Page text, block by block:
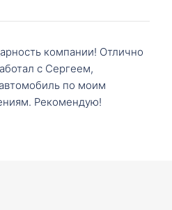
компании! Отлично
с Сергеем,
по моим
Рекомендую!